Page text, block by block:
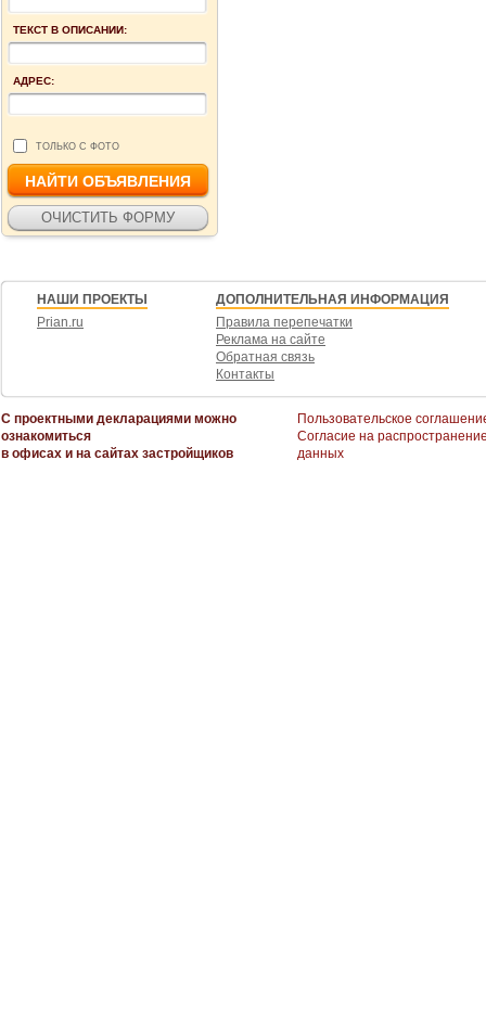
ТЕКСТ В ОПИСАНИИ:
АДРЕС:
ТОЛЬКО С ФОТО
НАШИ ПРОЕКТЫ
Prian.ru
ДОПОЛНИТЕЛЬНАЯ ИНФОРМАЦИЯ
Правила перепечатки
Реклама на сайте
Обратная связь
Контакты
С проектными декларациями можно
ознакомиться
в офисах и на сайтах застройщиков
Пользовательское
Согласие на
данных